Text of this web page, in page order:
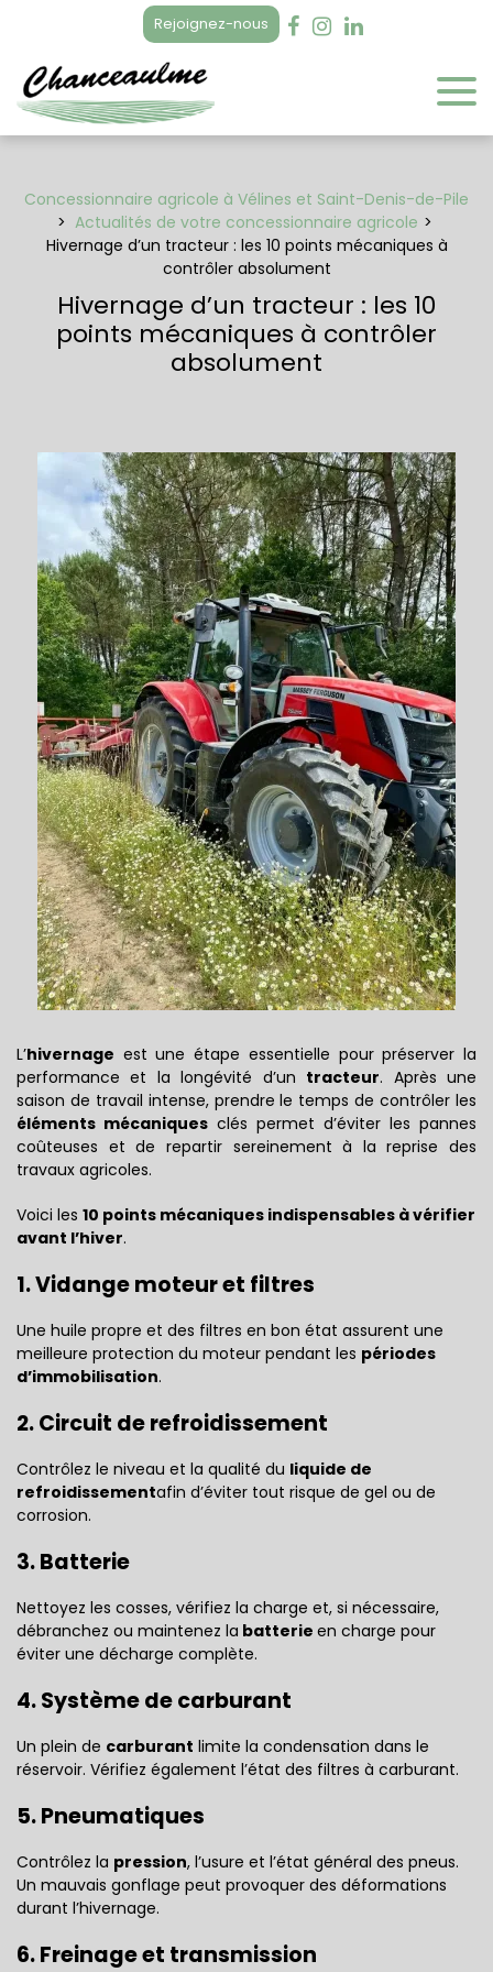
Rejoignez-nous
Concessionnaire agricole à Vélines et Saint-Denis-de-Pile
Actualités de votre concessionnaire agricole
Hivernage d’un tracteur : les 10 points mécaniques à
contrôler absolument
Hivernage d’un tracteur : les 10
points mécaniques à contrôler
absolument
L’hivernage est une étape essentielle pour préserver la
performance et la longévité d’un tracteur. Après une
saison de travail intense, prendre le temps de contrôler les
éléments mécaniques clés permet d’éviter les pannes
coûteuses et de repartir sereinement à la reprise des
travaux agricoles.
Voici les 10 points mécaniques indispensables à vérifier
avant l’hiver.
1. Vidange moteur et filtres
Une huile propre et des filtres en bon état assurent une
meilleure protection du moteur pendant les périodes
d’immobilisation.
2. Circuit de refroidissement
Contrôlez le niveau et la qualité du liquide de
refroidissementafin d’éviter tout risque de gel ou de
corrosion.
3. Batterie
Nettoyez les cosses, vérifiez la charge et, si nécessaire,
débranchez ou maintenez la batterie en charge pour
éviter une décharge complète.
4. Système de carburant
Un plein de carburant limite la condensation dans le
réservoir. Vérifiez également l’état des filtres à carburant.
5. Pneumatiques
Contrôlez la pression, l’usure et l’état général des pneus.
Un mauvais gonflage peut provoquer des déformations
durant l’hivernage.
6. Freinage et transmission
Panneau de gestion des cookies